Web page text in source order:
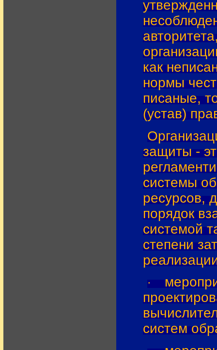
как
нормы
писаные,
(устав)
защиты -
системы
ресурсов,
порядок
системой
степени
·
систем